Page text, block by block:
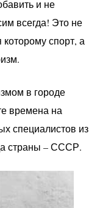
и не
всегда! Это не
спорт, а
в городе
времена на
специалистов из
страны – СССР.